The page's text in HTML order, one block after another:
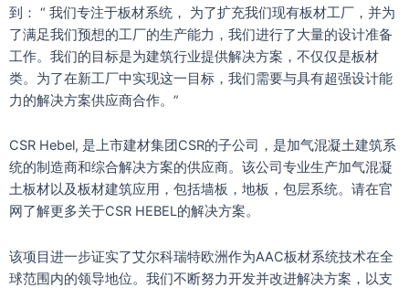
到： “ 我们专注于板材系统， 为了扩充我们现有板材工厂，并为
了满足我们预想的工厂的生产能力，我们进行了大量的设计准备
工作。我们的目标是为建筑行业提供解决方案，不仅仅是板材
类。为了在新工厂中实现这一目标，我们需要与具有超强设计能
力的解决方案供应商合作。”
CSR Hebel, 是上市建材集团CSR的子公司，是加气混凝土建筑系
统的制造商和综合解决方案的供应商。该公司专业生产加气混凝
土板材以及板材建筑应用，包括墙板，地板，包层系统。请在官
网了解更多关于CSR HEBEL的解决方案。
该项目进一步证实了艾尔科瑞特欧洲作为AAC板材系统技术在全
球范围内的领导地位。我们不断努力开发并改进解决方案，以支